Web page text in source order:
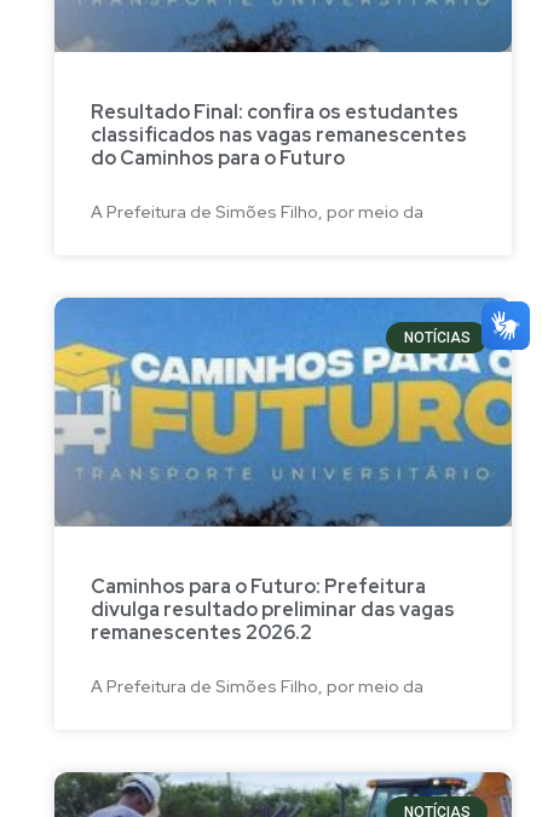
Resultado Final: confira os estudantes
classificados nas vagas remanescentes
do Caminhos para o Futuro
A Prefeitura de Simões Filho, por meio da
NOTÍCIAS
Caminhos para o Futuro: Prefeitura
divulga resultado preliminar das vagas
remanescentes 2026.2
A Prefeitura de Simões Filho, por meio da
NOTÍCIAS